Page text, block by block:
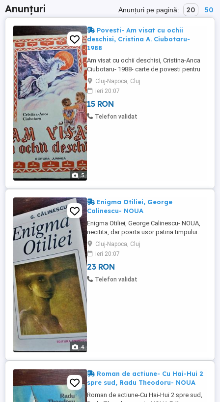
Anunțuri Anunțuri pe pagină: 20 50
5
Povesti- Am visat cu ochii
deschisi, Cristina A. Ciubotaru-
1988
Am visat cu ochii deschisi, Cristina-Anca
Ciubotaru- 1988- carte de povesti pentru
copii- cu ilustratii color Cartea este NOUA,
necitita, dar poarta patina timpului. Carte
tiparita cu litere de dimensiuni mai mari
pentru a fi citita cu usurinta de copii.
Editura Junimea Iasi 1988 Categorie: Carti
Cluj-Napoca, Cluj
ieri 20:07
15 RON
Telefon validat
4
Enigma Otiliei, George
Calinescu- NOUA
Enigma Otiliei, George Calinescu- NOUA,
necitita, dar poarta usor patina timpului.
Editura Eminescu Bucuresti 1982 Colectia:
Romanul de dragoste Coperta: brosata (
paperback) Numar pagini: 477
Dimensiuni: 20x12,5 cm Romanul este
centrat pe enigma in care este invaluita
Cluj-Napoca, Cluj
ieri 20:07
23 RON
Telefon validat
Roman de actiune- Cu Hai-Hui 2
spre sud, Radu Theodoru- NOUA
Roman de actiune-Cu Hai-Hui 2 spre sud,